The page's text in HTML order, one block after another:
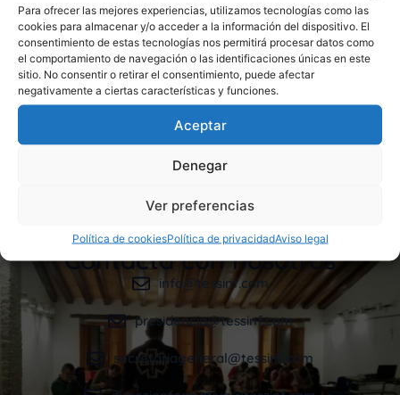
Para ofrecer las mejores experiencias, utilizamos tecnologías como las
cookies para almacenar y/o acceder a la información del dispositivo. El
consentimiento de estas tecnologías nos permitirá procesar datos como
el comportamiento de navegación o las identificaciones únicas en este
sitio. No consentir o retirar el consentimiento, puede afectar
negativamente a ciertas características y funciones.
Aceptar
Denegar
Ver preferencias
Política de cookiesPolítica de privacidadAviso legal
CAMPAÑA CORAZONES TESSINF-AVAN 2023. Cursos
dirigidos a la población en general, personal sanitario,
personal de hostelería, aeropuertos y puertos, militares,
cuerpos y fuerzas de seguridad (GC, PN, PL…),
vigilantes de seguridad, trabajadores de almacenes y
fábricas (a todo tipo de empresas y personal de las
mismas), responsables de riesgos laborales, socorristas,
protección civil, bomberos, forestales, […]
Contacta con nosotros
info@tessinf.com
presidencia@tessinf.com
secretariageneral@tessinf.com